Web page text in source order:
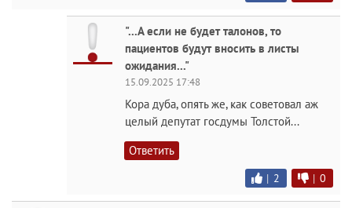
"...А если не будет талонов, то
пациентов будут вносить в листы
ожидания..."
15.09.2025 17:48
Кора дуба, опять же, как советовал аж
целый депутат госдумы Толстой...
Ответить
| 2 | 0